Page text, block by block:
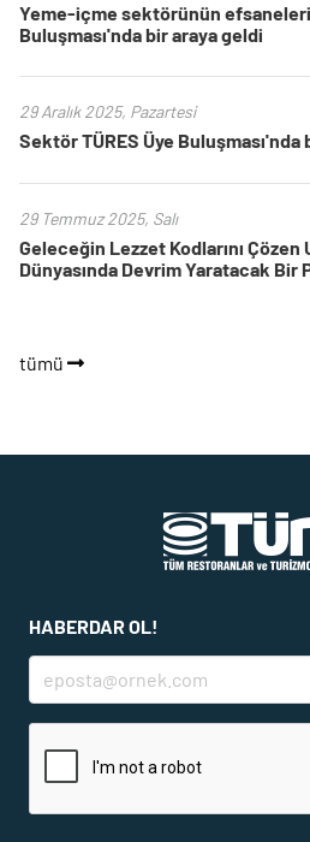
Yeme-içme sektörünün efsaneleri
Buluşması'nda bir araya geldi
29 Aralık 2025, Pazartesi
Sektör TÜRES Üye Buluşması'nda
29 Temmuz 2025, Salı
Geleceğin Lezzet Kodlarını Çözen
Dünyasında Devrim Yaratacak Bir
tümü
HABERDAR OL!